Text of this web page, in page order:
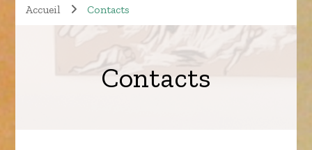
Accueil Contacts
Contacts